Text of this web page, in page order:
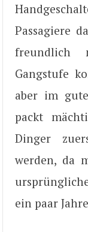
Passagiere
freundlich
Gangstufe
aber im
packt
Dinger
werden, da
ein paar